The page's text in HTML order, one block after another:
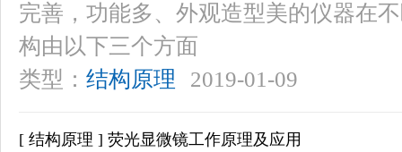
完善，功能多、外观造型美的仪器在
构由以下三个方面
类型： 结构原理 2019-01-09
[ 结构原理 ] 荧光显微镜工作原理及应用